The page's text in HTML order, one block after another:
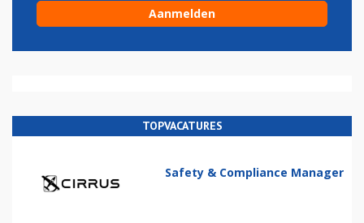
TOPVACATURES
Safety & Compliance Manager